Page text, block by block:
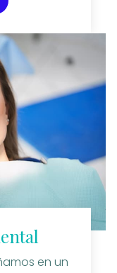
en un